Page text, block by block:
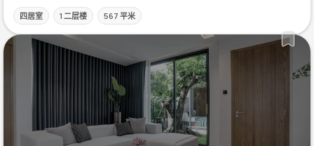
四居室 1 二层楼 567 平米